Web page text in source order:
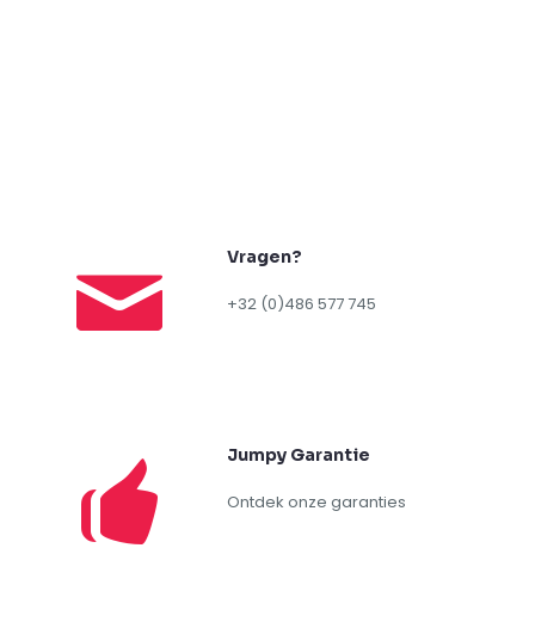
Vragen?
+32 (0)486 577 745
Jumpy Garantie
Ontdek onze garanties